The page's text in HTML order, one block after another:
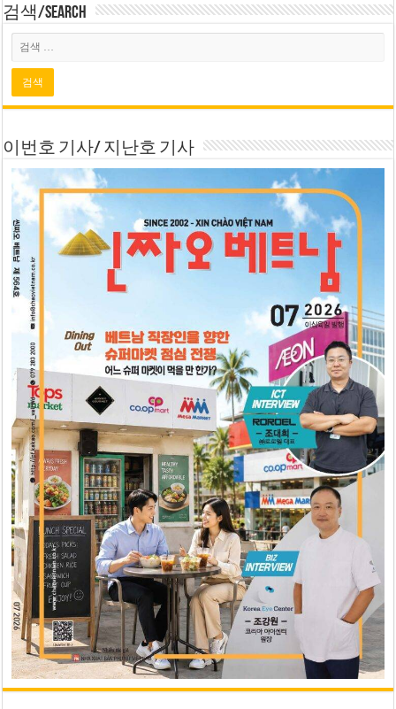
검색/Search
이번호 기사/ 지난호 기사